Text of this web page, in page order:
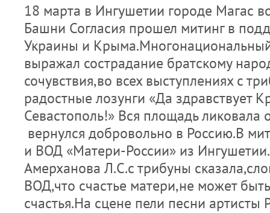
18 марта в Ингушетии городе Магас
Башни Согласия прошел митинг в
Украины и
выражал сострадание братскому
сочувствия,во всех выступлениях с
радостные лозунги «Да здравствует
Севастополь!» Вся площадь ликовала
вернулся добровольно в Россию.В
и ВОД «Матери-России» из
Амерханова Л.С.с трибуны
ВОД,что счастье матери,не может
счастья.На сцене пели песни артисты